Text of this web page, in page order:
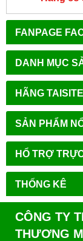
FANPAGE
DANH MỤC
HÃNG
SẢN PHẨM
HỔ TRỢ
THỐNG KÊ
CÔNG TY
THƯƠNG